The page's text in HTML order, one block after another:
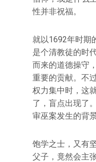
性并非祝福。
就以1692年时期
是个清教徒的时
而来的道德操守
重要的贡献。不
权力集中时，这
了，盲点出现了
审巫案发生的背
饱学之士，又有
父子，竟然会主